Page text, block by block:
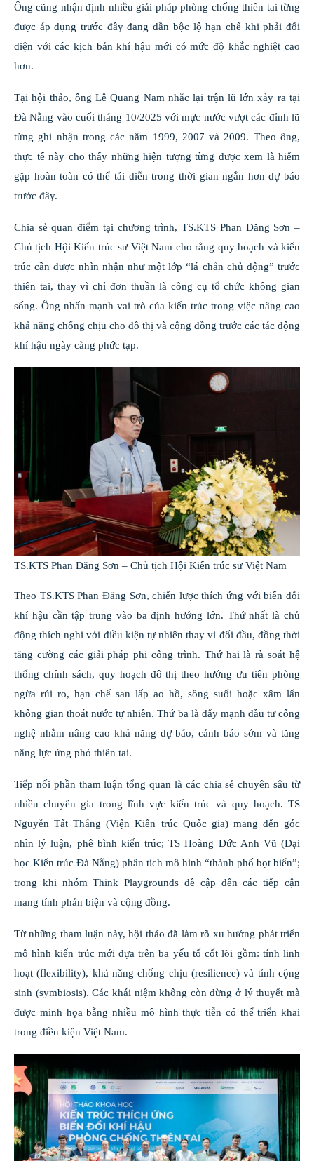
Ông cũng nhận định nhiều giải pháp phòng chống thiên tai từng
được áp dụng trước đây đang dần bộc lộ hạn chế khi phải đối
diện với các kịch bản khí hậu mới có mức độ khắc nghiệt cao
hơn.
Tại hội thảo, ông Lê Quang Nam nhắc lại trận lũ lớn xảy ra tại
Đà Nẵng vào cuối tháng 10/2025 với mực nước vượt các đỉnh lũ
từng ghi nhận trong các năm 1999, 2007 và 2009. Theo ông,
thực tế này cho thấy những hiện tượng từng được xem là hiếm
gặp hoàn toàn có thể tái diễn trong thời gian ngắn hơn dự báo
trước đây.
Chia sẻ quan điểm tại chương trình, TS.KTS Phan Đăng Sơn –
Chủ tịch Hội Kiến trúc sư Việt Nam cho rằng quy hoạch và kiến
trúc cần được nhìn nhận như một lớp “lá chắn chủ động” trước
thiên tai, thay vì chỉ đơn thuần là công cụ tổ chức không gian
sống. Ông nhấn mạnh vai trò của kiến trúc trong việc nâng cao
khả năng chống chịu cho đô thị và cộng đồng trước các tác động
khí hậu ngày càng phức tạp.
TS.KTS Phan Đăng Sơn – Chủ tịch Hội Kiến trúc sư Việt Nam
Theo TS.KTS Phan Đăng Sơn, chiến lược thích ứng với biến đổi
khí hậu cần tập trung vào ba định hướng lớn. Thứ nhất là chủ
động thích nghi với điều kiện tự nhiên thay vì đối đầu, đồng thời
tăng cường các giải pháp phi công trình. Thứ hai là rà soát hệ
thống chính sách, quy hoạch đô thị theo hướng ưu tiên phòng
ngừa rủi ro, hạn chế san lấp ao hồ, sông suối hoặc xâm lấn
không gian thoát nước tự nhiên. Thứ ba là đẩy mạnh đầu tư công
nghệ nhằm nâng cao khả năng dự báo, cảnh báo sớm và tăng
năng lực ứng phó thiên tai.
Tiếp nối phần tham luận tổng quan là các chia sẻ chuyên sâu từ
nhiều chuyên gia trong lĩnh vực kiến trúc và quy hoạch. TS
Nguyễn Tất Thắng (Viện Kiến trúc Quốc gia) mang đến góc
nhìn lý luận, phê bình kiến trúc; TS Hoàng Đức Anh Vũ (Đại
học Kiến trúc Đà Nẵng) phân tích mô hình “thành phố bọt biển”;
trong khi nhóm Think Playgrounds đề cập đến các tiếp cận
mang tính phản biện và cộng đồng.
Từ những tham luận này, hội thảo đã làm rõ xu hướng phát triển
mô hình kiến trúc mới dựa trên ba yếu tố cốt lõi gồm: tính linh
hoạt (flexibility), khả năng chống chịu (resilience) và tính cộng
sinh (symbiosis). Các khái niệm không còn dừng ở lý thuyết mà
được minh họa bằng nhiều mô hình thực tiễn có thể triển khai
trong điều kiện Việt Nam.